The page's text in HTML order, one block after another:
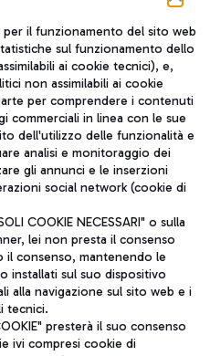
ITA
soggetta a direzione e
di Roma 13032990155 P.
il funzionamento del sito web
sul funzionamento dello
ai cookie tecnici), e,
non assimilabili ai cookie
per comprendere i contenuti
commerciali in linea con le sue
dell'utilizzo delle funzionalità e
analisi e monitoraggio dei
gli annunci e le inserzioni
social network (cookie di
COOKIE NECESSARI" o sulla
lei non presta il consenso
consenso, mantenendo le
installati sul suo dispositivo
alla navigazione sul sito web e i
tecnici.
presterà il suo consenso
ivi compresi cookie di